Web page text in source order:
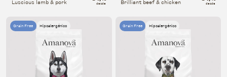
Luscious lamb & pork desde Brilliant beef & chicken desde
Hipoalergénico
Grain Free Hipoalergénico
Grain Free